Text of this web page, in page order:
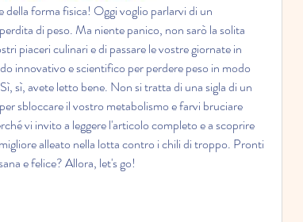
forma fisica! Oggi voglio parlarvi di un
di peso. Ma niente panico, non sarò la solita
piaceri culinari e di passare le vostre giornate in
innovativo e scientifico per perdere peso in modo
sì, avete letto bene. Non si tratta di una sigla di un
sbloccare il vostro metabolismo e farvi bruciare
vi invito a leggere l'articolo completo e a scoprire
alleato nella lotta contro i chili di troppo. Pronti
e felice? Allora, let's go!